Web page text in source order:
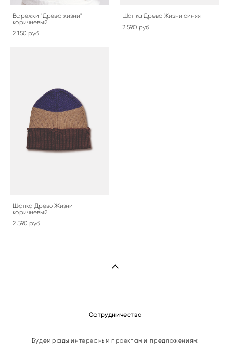
Варежки "Древо жизни"
коричневый
2 150 pуб.
Шапка Древо Жизни синяя
2 590 pуб.
Шапка Древо Жизни
коричневый
2 590 pуб.
Сотрудничество
Будем рады интересным проектам и предложениям: